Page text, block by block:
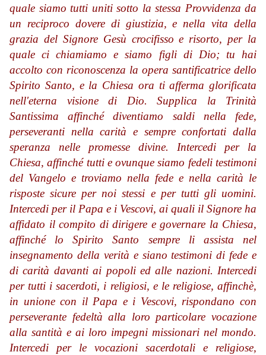
quale siamo tutti uniti sotto la stessa Provvidenza da
un reciproco dovere di giustizia, e nella vita della
grazia del Signore Gesù crocifisso e risorto, per la
quale ci chiamiamo e siamo figli di Dio; tu hai
accolto con riconoscenza la opera santificatrice dello
Spirito Santo, e la Chiesa ora ti afferma glorificata
nell'eterna visione di Dio. Supplica la Trinità
Santissima affinché diventiamo saldi nella fede,
perseveranti nella carità e sempre confortati dalla
speranza nelle promesse divine. Intercedi per la
Chiesa, affinché tutti e ovunque siamo fedeli testimoni
del Vangelo e troviamo nella fede e nella carità le
risposte sicure per noi stessi e per tutti gli uomini.
Intercedi per il Papa e i Vescovi, ai quali il Signore ha
affidato il compito di dirigere e governare la Chiesa,
affinché lo Spirito Santo sempre li assista nel
insegnamento della verità e siano testimoni di fede e
di carità davanti ai popoli ed alle nazioni. Intercedi
per tutti i sacerdoti, i religiosi, e le religiose, affinchè,
in unione con il Papa e i Vescovi, rispondano con
perseverante fedeltà alla loro particolare vocazione
alla santità e ai loro impegni missionari nel mondo.
Intercedi per le vocazioni sacerdotali e religiose,